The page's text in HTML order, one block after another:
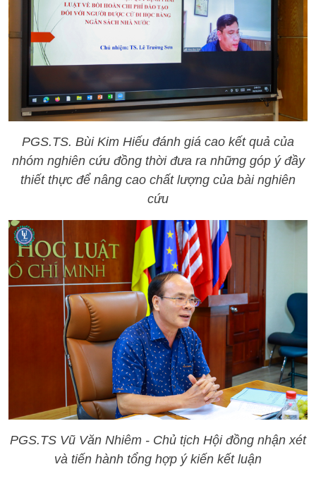
PGS.TS. Bùi Kim Hiếu đánh giá cao kết quả của
nhóm nghiên cứu đồng thời đưa ra những góp ý đầy
thiết thực để nâng cao chất lượng của bài nghiên
cứu
PGS.TS Vũ Văn Nhiêm - Chủ tịch Hội đồng nhận xét
và tiến hành tổng hợp ý kiến kết luận